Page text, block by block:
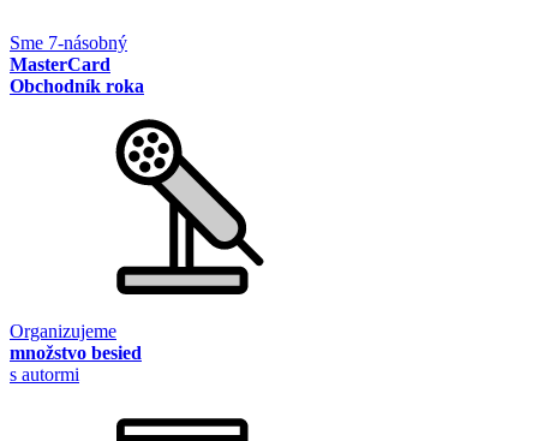
Sme 7-násobný
MasterCard
Obchodník roka
Organizujeme
množstvo besied
s autormi